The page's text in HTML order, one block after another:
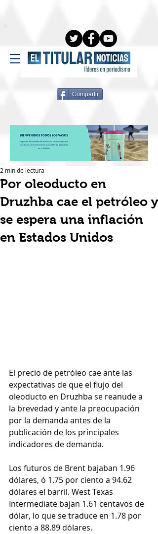
Compartir
Por oleoducto en
Druzhba cae el petróleo y
se espera una inflación
en Estados Unidos
2 min de lectura
El precio de petróleo cae ante las
expectativas de que el flujo del
oleoducto en Druzhba se reanude a
la brevedad y ante la preocupación
por la demanda antes de la
publicación de los principales
indicadores de demanda.
Los futuros de Brent bajaban 1.96
dólares, ó 1.75 por ciento a 94.62
dólares el barril. West Texas
Intermediate bajan 1.61 centavos de
dólar, lo que se traduce en 1.78 por
ciento a 88.89 dólares.